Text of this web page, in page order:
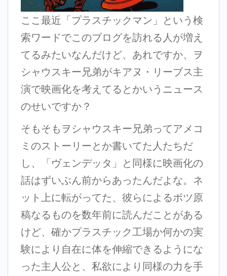
ここ最近「プラスチックマン」という検
索ワードでこのブログを訪れる人が増え
てるみたいなんだけど、あれですか、ヲ
シャウスキー兄弟がキアヌ・リーブス主
演で映画化を考えてるとかいうニュース
のせいですか？
そもそもヲシャウスキー兄弟ってアメコ
ミのストーリーとか書いてた人たちだ
し、「ヴェンデッタ」と同様に映画化の
話はずいぶん前からあったんだよな。ネ
ット上に転がってた、彼らによるボツ原
稿なるものを数年前に読んだことがある
けど、確かプラスチック工場か何かの実
験により自在に体を伸縮できるようにな
った主人公と、私欲により同様の力を手